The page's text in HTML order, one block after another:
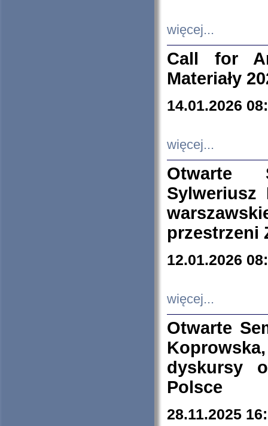
więcej...
Call for
Materiały
14.01.2026
więcej...
Otwarte
Sylweriusz
przestrzeni
12.01.2026
więcej...
Otwarte
dyskursy
Polsce
28.11.2025